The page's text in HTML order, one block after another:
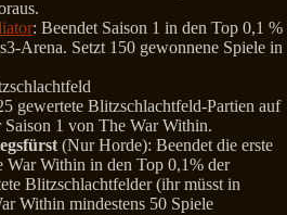
: Beendet Saison 1 in den Top 0,1 %
Arena. Setzt 150 gewonnene Spiele in
gewertete Blitzschlachtfeld-Partien auf
1 von The War Within.
(Nur Horde): Beendet die erste
War Within in den Top 0,1% der
Blitzschlachtfelder (ihr müsst in
Within mindestens 50 Spiele